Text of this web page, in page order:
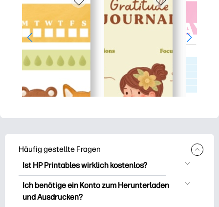
Häufig gestellte Fragen
Ist HP Printables wirklich kostenlos?
HP Printables bietet über 2.500
kostenlose Vorlagen zum Herunterladen
Ich benötige ein Konto zum Herunterladen
und Ausdrucken?